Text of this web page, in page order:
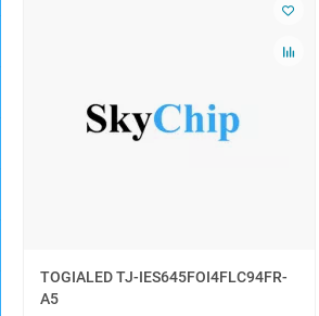
TOGIALED TJ-IES645FOI4FLC94FR-
A5